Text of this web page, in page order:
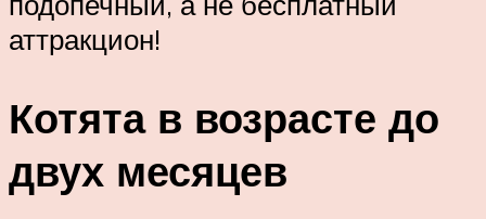
аттракцион!
Котята в возрасте до
двух месяцев